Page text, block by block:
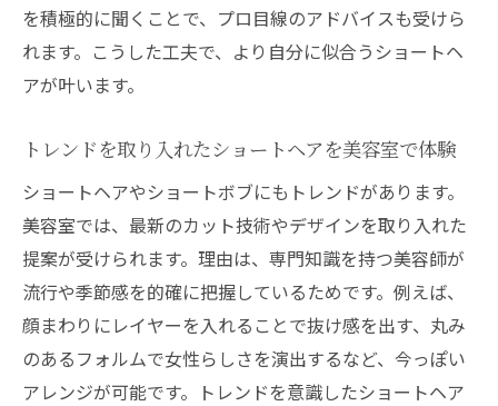
る方法
美容室で教わるショートヘアのスタイリン
グ術
ショートヘアを楽しむための美容室選びの
美容室での相談がショートヘア満足度を左
右する
美容室だからできるショートヘアのアレン
ジ提案
ショートカットの頻度とケア方法を徹底解説
美容室で相談できるショートカットの最適
を積極的に聞くことで、プロ目線のアドバイスも受けら
れます。こうした工夫で、より自分に似合うショートヘ
アが叶います。
トレンドを取り入れたショートヘアを美容室で体験
ショートヘアやショートボブにもトレンドがあります。
美容室では、最新のカット技術やデザインを取り入れた
提案が受けられます。理由は、専門知識を持つ美容師が
流行や季節感を的確に把握しているためです。例えば、
顔まわりにレイヤーを入れることで抜け感を出す、丸み
のあるフォルムで女性らしさを演出するなど、今っぽい
アレンジが可能です。トレンドを意識したショートヘア